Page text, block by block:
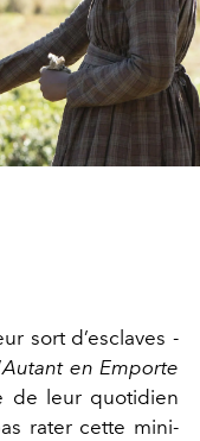
sort d’esclaves -
Autant en Emporte
de leur quotidien
rater cette mini-